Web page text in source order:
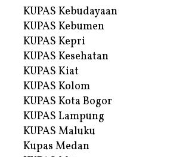
KUPAS Kebudayaan
KUPAS Kebumen
KUPAS Kepri
KUPAS Kesehatan
KUPAS Kiat
KUPAS Kolom
KUPAS Kota Bogor
KUPAS Lampung
KUPAS Maluku
Kupas Medan